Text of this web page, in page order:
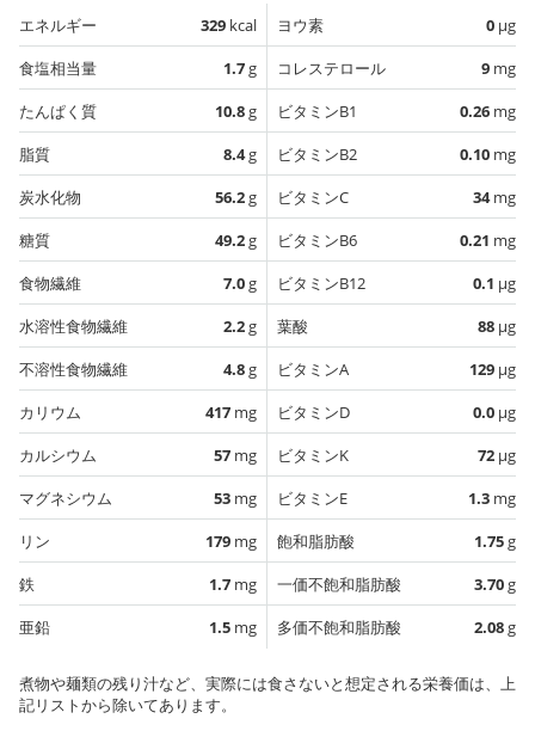
エネルギー 329 kcal
食塩相当量
1.7g
たんぱく質
10.8g
脂質
8.4g
炭水化物
56.2g
糖質
49.2g
食物繊維
7.0g
水溶性食物繊維
2.2g
不溶性食物繊維
4.8g
カリウム
417 mg
カルシウム
57 mg
マグネシウム
53 mg
リン
179 mg
鉄
1.7 mg
亜鉛
1.5 mg
ヨウ素 0 µg
コレステロール
9 mg
ビタミンB1
0.26 mg
ビタミンB2
0.10 mg
ビタミンC
34mg
ビタミンB6
0.21 mg
ビタミンB12
0.1 µg
葉酸
88 µg
ビタミンA
129 µg
ビタミンD
0.0 µg
ビタミンK
72 µg
ビタミンE
1.3 mg
飽和脂肪酸
1.75g
一価不飽和脂肪酸
3.70g
多価不飽和脂肪酸
2.08g
煮物や麺類の残り汁など、実際には食さないと想定される栄養価は、上
記リストから除いてあります。